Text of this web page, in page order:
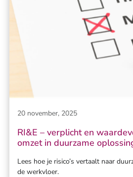
20 november, 2025
RI&E – verplicht en
omzet in duurzame
Lees hoe je risico’s vertaalt naar
de werkvloer.